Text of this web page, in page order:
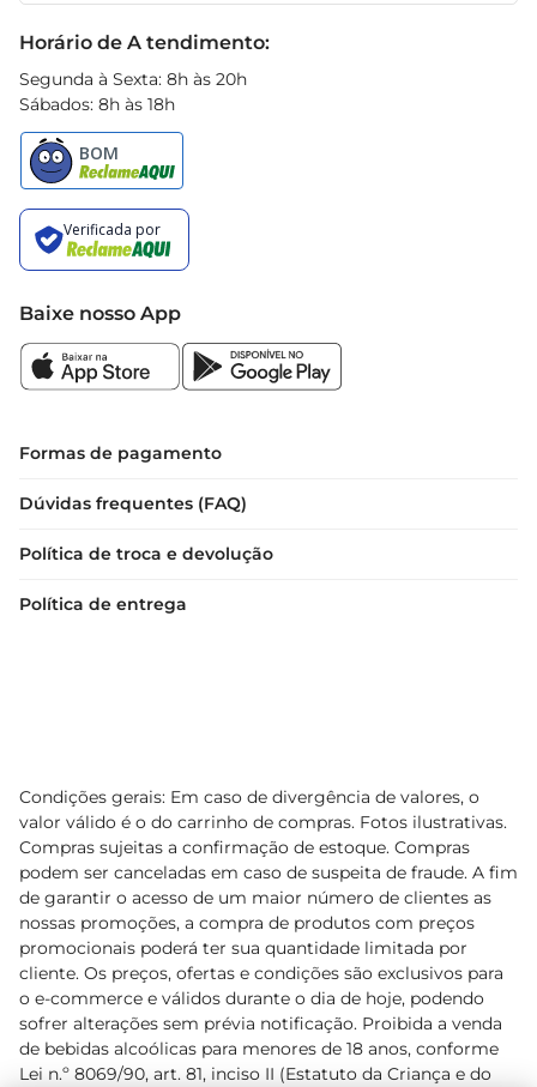
esse produto pode transformar suas refeições em
momentos ainda mais especiais.
Horário de A tendimento:
Segunda à Sexta: 8h às 20h
Sábados: 8h às 18h
Baixe nosso App
Formas de pagamento
Dúvidas frequentes (FAQ)
Política de troca e devolução
Política de entrega
Condições gerais: Em caso de divergência de valores, o
valor válido é o do carrinho de compras. Fotos ilustrativas.
Compras sujeitas a confirmação de estoque. Compras
podem ser canceladas em caso de suspeita de fraude. A fim
de garantir o acesso de um maior número de clientes as
nossas promoções, a compra de produtos com preços
promocionais poderá ter sua quantidade limitada por
cliente. Os preços, ofertas e condições são exclusivos para
o e-commerce e válidos durante o dia de hoje, podendo
sofrer alterações sem prévia notificação. Proibida a venda
de bebidas alcoólicas para menores de 18 anos, conforme
Lei n.º 8069/90, art. 81, inciso II (Estatuto da Criança e do